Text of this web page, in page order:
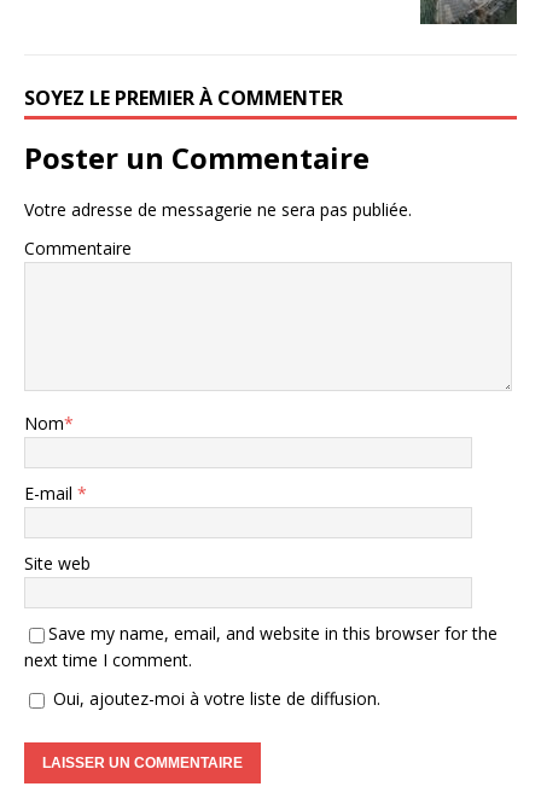
SOYEZ LE PREMIER À COMMENTER
Poster un Commentaire
Votre adresse de messagerie ne sera pas publiée.
Commentaire
Nom*
E-mail *
Site web
Save my name, email, and website in this browser for the
next time I comment.
Oui, ajoutez-moi à votre liste de diffusion.